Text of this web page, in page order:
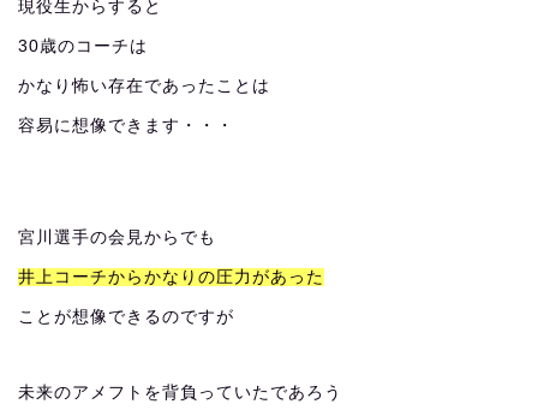
現役生からすると
30歳のコーチは
かなり怖い存在であったことは
容易に想像できます・・・
宮川選手の会見からでも
井上コーチからかなりの圧力があった
ことが想像できるのですが
未来のアメフトを背負っていたであろう